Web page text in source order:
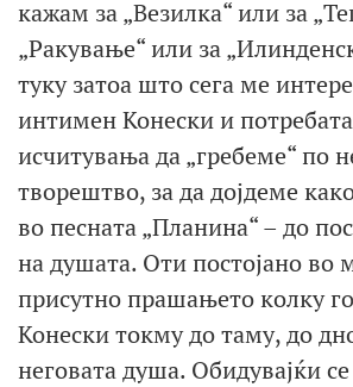
кажам за „Везилка“ или за
„Ракување“ или за
туку затоа што сега ме
интимен Конески и
исчитувања да „гребеме“ по
творештво, за да дојдеме
во песната „Планина“ – до
на душата. Оти постојано во
присутно прашањето колку
Конески токму до таму, до
неговата душа. Обидувајќи